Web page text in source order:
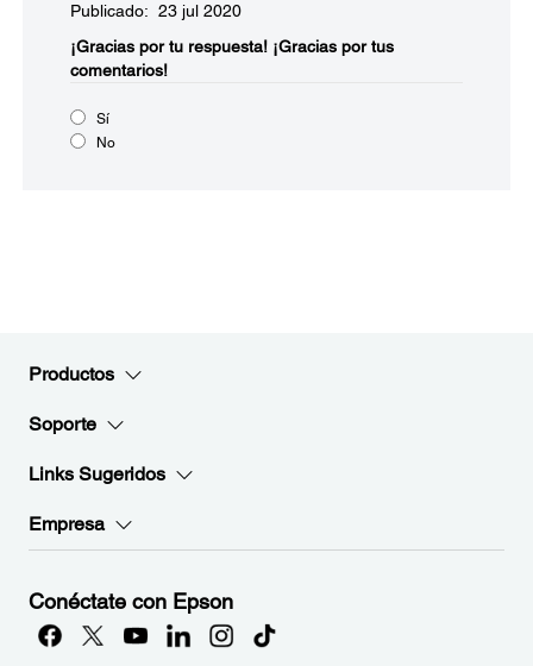
Publicado: 23 jul 2020
¡Gracias por tu respuesta! ¡Gracias por tus
comentarios!
Sí
No
Productos
Soporte
Links Sugeridos
Empresa
Conéctate con Epson